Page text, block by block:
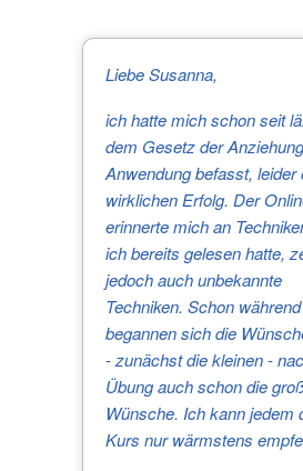
Liebe Susanna,
ich hatte mich schon seit
dem Gesetz der
Anwendung befasst, leider
wirklichen Erfolg. Der
erinnerte mich an
ich bereits gelesen hatte,
jedoch auch unbekannte
Techniken. Schon
begannen sich die
- zunächst die kleinen -
Übung auch schon die
Wünsche. Ich kann jedem
Kurs nur wärmstens